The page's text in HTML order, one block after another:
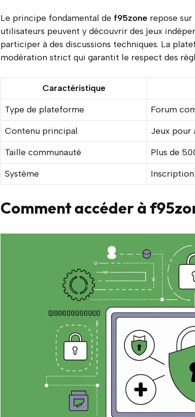
Le principe fondamental de f95zone repose
utilisateurs peuvent y découvrir des jeux
participer à des discussions techniques. La
modération strict qui garantit le respect des
Caractéristique
Type de plateforme
Forum
Contenu principal
Jeux pour
Taille communauté
Plus de
Système
Comment accéder à